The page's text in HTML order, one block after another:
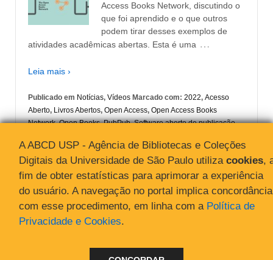
Access Books Network, discutindo o
que foi aprendido e o que outros
podem tirar desses exemplos de
atividades acadêmicas abertas. Esta é uma …
Leia mais ›
Publicado em Notícias, Vídeos Marcado com: 2022, Acesso
Aberto, Livros Abertos, Open Access, Open Access Books
Network,Open Books,PubPub,Software aberto de publicação
A ABCD USP - Agência de Bibliotecas e Coleções
Digitais da Universidade de São Paulo utiliza cookies,
fim de obter estatísticas para aprimorar a experiência
do usuário. A navegação no portal implica concordância
com esse procedimento, em linha com a Política de
Privacidade e Cookies.